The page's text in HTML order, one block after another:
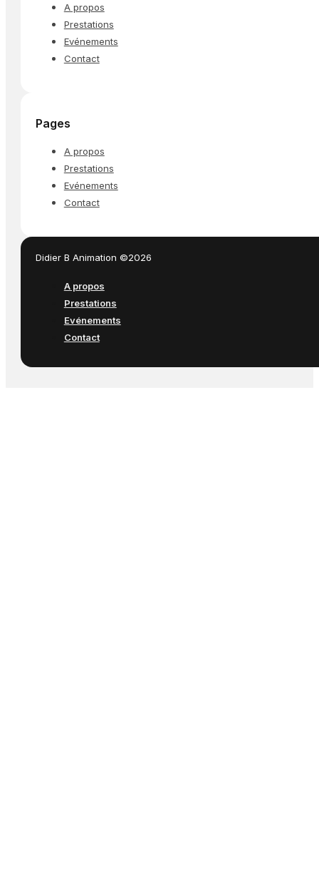
A propos
Prestations
Evénements
Contact
Pages
A propos
Prestations
Evénements
Contact
Didier B Animation ©2026
A propos
Prestations
Evénements
Contact